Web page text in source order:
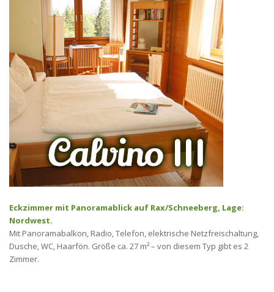
Eckzimmer mit Panoramablick auf Rax/Schneeberg, Lage:
Nordwest.
Mit Panoramabalkon, Radio, Telefon, elektrische Netzfreischaltung,
Dusche, WC, Haarfön. Größe ca. 27 m² – von diesem Typ gibt es 2
Zimmer.